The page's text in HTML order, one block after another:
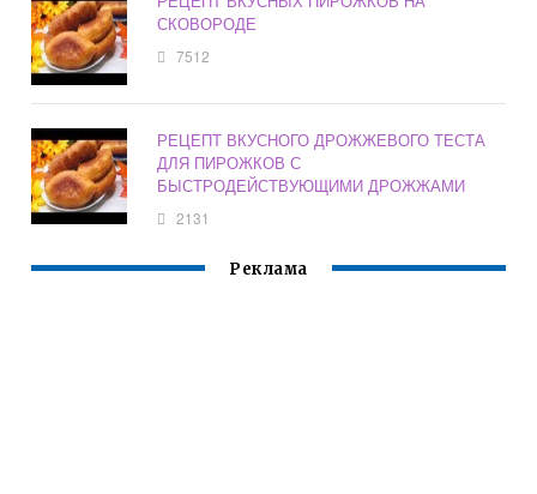
СКОВОРОДЕ
7512
РЕЦЕПТ ВКУСНОГО ДРОЖЖЕВОГО ТЕСТА
ДЛЯ ПИРОЖКОВ С
БЫСТРОДЕЙСТВУЮЩИМИ ДРОЖЖАМИ
2131
Реклама